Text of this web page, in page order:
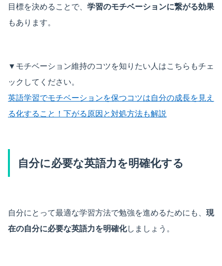
目標を決めることで、 学習のモチベーションに繋がる効果
もあります。
▼モチベーション維持のコツを知りたい人はこちらもチェ
ックしてください。
英語学習でモチベーションを保つコツは自分の成長を見え
る化すること！下がる原因と対処方法も解説
自分に必要な英語力を明確化する
自分にとって最適な学習方法で勉強を進めるためにも、 現
在の自分に必要な英語力を明確化しましょう。